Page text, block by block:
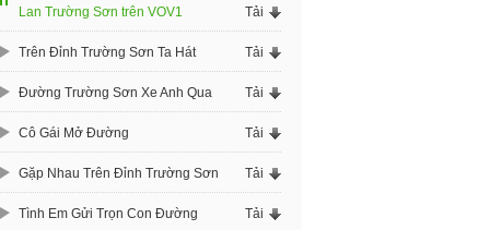
Lan Trường Sơn trên VOV1
Tải
Trên Đỉnh Trường Sơn Ta Hát Tải
Đường Trường Sơn Xe Anh Qua Tải
Cô Gái Mở Đường Tải
Gặp Nhau Trên Đỉnh Trường Sơn Tải
Tình Em Gửi Trọn Con Đường Tải